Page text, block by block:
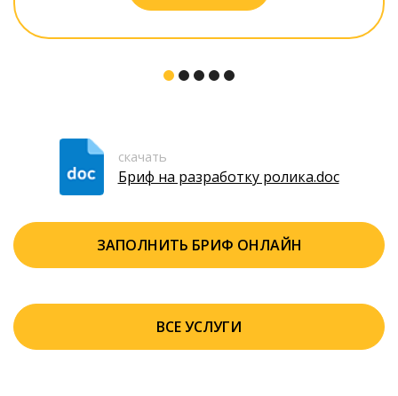
ВСЕ УСЛУГИ
скачать
Бриф на разработку ролика.doc
ЗАПОЛНИТЬ БРИФ ОНЛАЙН